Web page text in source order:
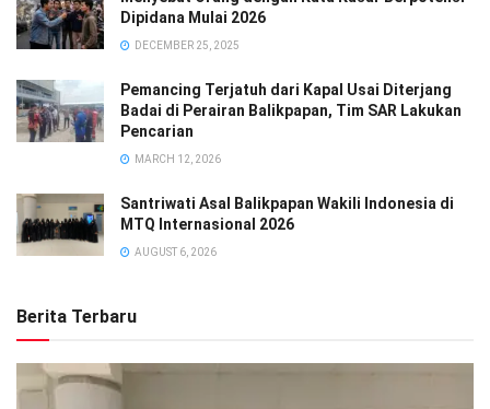
Dipidana Mulai 2026
DECEMBER 25, 2025
Pemancing Terjatuh dari Kapal Usai Diterjang
Badai di Perairan Balikpapan, Tim SAR Lakukan
Pencarian
MARCH 12, 2026
Santriwati Asal Balikpapan Wakili Indonesia di
MTQ Internasional 2026
AUGUST 6, 2026
Berita Terbaru